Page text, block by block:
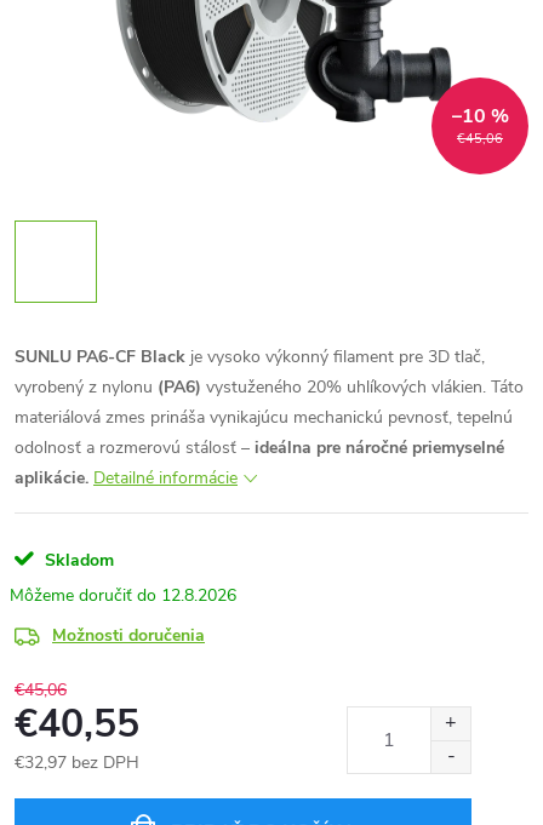
€45,06
–10 %
SUNLU PA6-CF Black je vysoko výkonný filament pre 3D tlač,
vyrobený z nylonu (PA6) vystuženého 20% uhlíkových vlákien. Táto
materiálová zmes prináša vynikajúcu mechanickú pevnosť, tepelnú
odolnosť a rozmerovú stálosť – ideálna pre náročné priemyselné
aplikácie. Detailné informácie
Skladom
12.8.2026
Možnosti doručenia
€45,06
€40,55
€32,97 bez DPH